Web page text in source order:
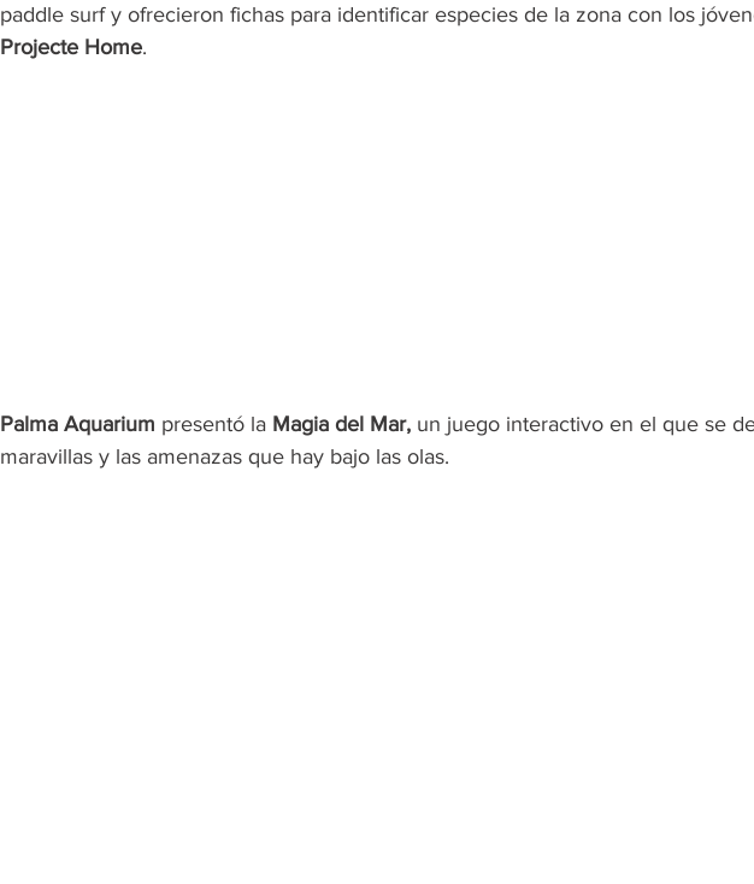
paddle surf y ofrecieron fichas para identificar especies de la zona con los
Projecte Home.
Palma Aquarium presentó la Magia del Mar, un juego interactivo en el que se
maravillas y las amenazas que hay bajo las olas.